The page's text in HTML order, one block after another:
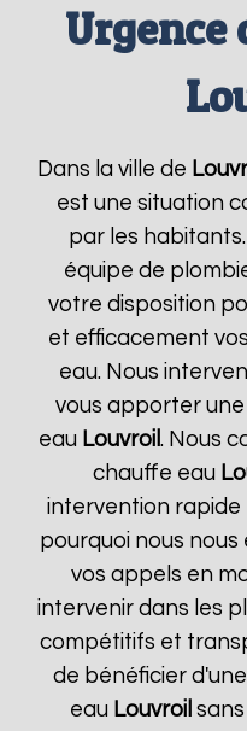
Urgence
Dans la ville de
est une situation
par les
équipe de
votre disposition
et efficacement
eau. Nous
vous apporter
eau Louvroil. Nous
chauffe eau
intervention rapide
pourquoi nous
vos appels en
intervenir dans les
compétitifs et
de bénéficier
eau Louvroil